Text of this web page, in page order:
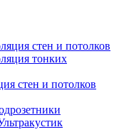
стен и потолков
тонких
стен и потолков